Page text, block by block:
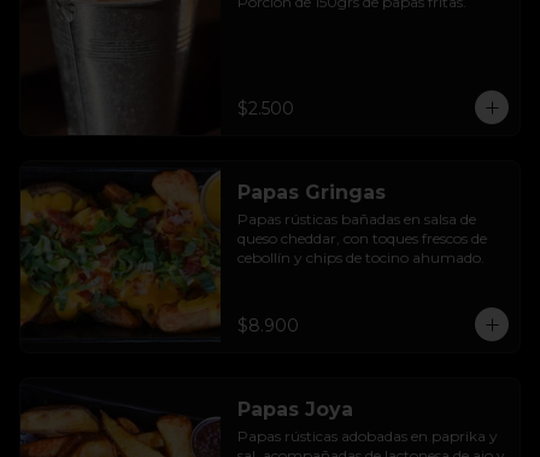
$2.500
Papas Gringas
Papas rústicas bañadas en salsa de
queso cheddar, con toques frescos de
cebollín y chips de tocino ahumado.
$8.900
Papas Joya
Papas rústicas adobadas en paprika y